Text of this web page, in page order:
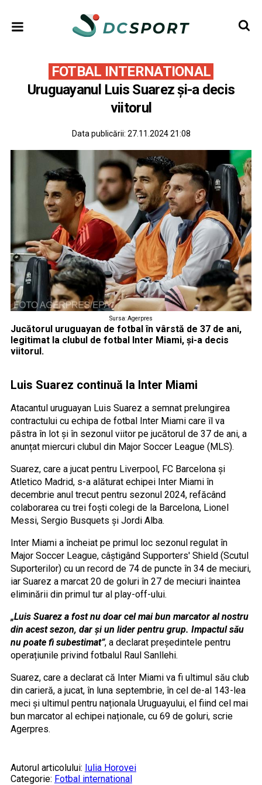
FOTBAL INTERNATIONAL
Uruguayanul Luis Suarez și-a decis
viitorul
Data publicării: 27.11.2024 21:08
Sursa: Agerpres
Jucătorul uruguayan de fotbal în vârstă de 37 de ani,
legitimat la clubul de fotbal Inter Miami, și-a decis
viitorul.
Luis Suarez continuă la Inter Miami
Atacantul uruguayan Luis Suarez a semnat prelungirea
contractului cu echipa de fotbal Inter Miami care îl va
păstra în lot și în sezonul viitor pe jucătorul de 37 de ani, a
anunțat miercuri clubul din Major Soccer League (MLS).
Suarez, care a jucat pentru Liverpool, FC Barcelona și
Atletico Madrid, s-a alăturat echipei Inter Miami în
decembrie anul trecut pentru sezonul 2024, refăcând
colaborarea cu trei foști colegi de la Barcelona, Lionel
Messi, Sergio Busquets și Jordi Alba.
Inter Miami a încheiat pe primul loc sezonul regulat în
Major Soccer League, câștigând Supporters' Shield (Scutul
Suporterilor) cu un record de 74 de puncte în 34 de meciuri,
iar Suarez a marcat 20 de goluri în 27 de meciuri înaintea
eliminării din primul tur al play-off-ului.
„Luis Suarez a fost nu doar cel mai bun marcator al nostru
din acest sezon, dar și un lider pentru grup. Impactul său
nu poate fi subestimat”, a declarat președintele pentru
operațiunile privind fotbalul Raul Sanllehi.
Suarez, care a declarat că Inter Miami va fi ultimul său club
din carieră, a jucat, în luna septembrie, în cel de-al 143-lea
meci și ultimul pentru naționala Uruguayului, el fiind cel mai
bun marcator al echipei naționale, cu 69 de goluri, scrie
Agerpres.
Autorul articolului: Iulia Horovei
Categorie: Fotbal international